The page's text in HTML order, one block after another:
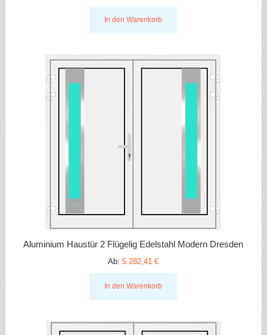
In den Warenkorb
Aluminium Haustür 2 Flügelig Edelstahl Modern Dresden
Ab:5.282,41 €
In den Warenkorb